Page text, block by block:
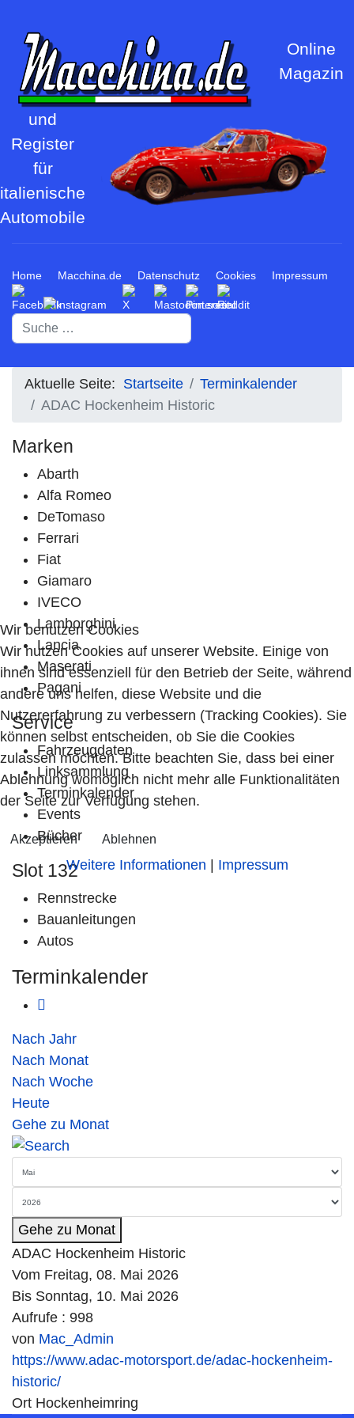
Online
Magazin
und
Register
für
italienische
Automobile
Home Macchina.de Datenschutz Cookies Impressum
Suchen
Aktuelle Seite: Startseite
Terminkalender
ADAC Hockenheim Historic
Marken
Abarth
Alfa Romeo
DeTomaso
Ferrari
Fiat
Giamaro
IVECO
Lamborghini
Lancia
Maserati
Pagani
Service
Fahrzeugdaten
Linksammlung
Terminkalender
Events
Bücher
Slot 132
Rennstrecke
Bauanleitungen
Autos
Terminkalender
Nach Jahr
Nach Monat
Nach Woche
Heute
Gehe zu Monat
Gehe zu Monat
ADAC Hockenheim Historic
Vom Freitag, 08. Mai 2026
Bis Sonntag, 10. Mai 2026
Aufrufe : 998
von Mac_Admin
https://www.adac-motorsport.de/adac-hockenheim-
historic/
Ort Hockenheimring
Wir benutzen Cookies
Wir nutzen Cookies auf unserer Website. Einige von
ihnen sind essenziell für den Betrieb der Seite, während
andere uns helfen, diese Website und die
Nutzererfahrung zu verbessern (Tracking Cookies). Sie
können selbst entscheiden, ob Sie die Cookies
zulassen möchten. Bitte beachten Sie, dass bei einer
Ablehnung womöglich nicht mehr alle Funktionalitäten
der Seite zur Verfügung stehen.
Akzeptieren Ablehnen
Weitere Informationen Impressum